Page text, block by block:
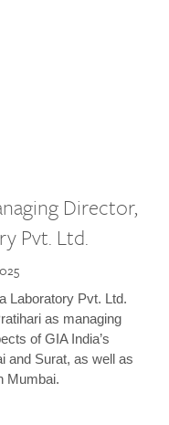
Director,
Pvt. Ltd.
Laboratory Pvt. Ltd.
as managing
of GIA India’s
and Surat, as well as
Mumbai.